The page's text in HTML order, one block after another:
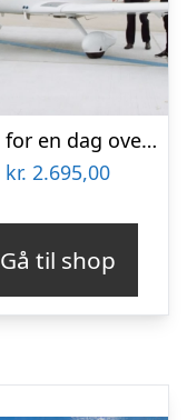
Pilot for en dag over Sjælland
kr. 2.695,00
Gå til shop